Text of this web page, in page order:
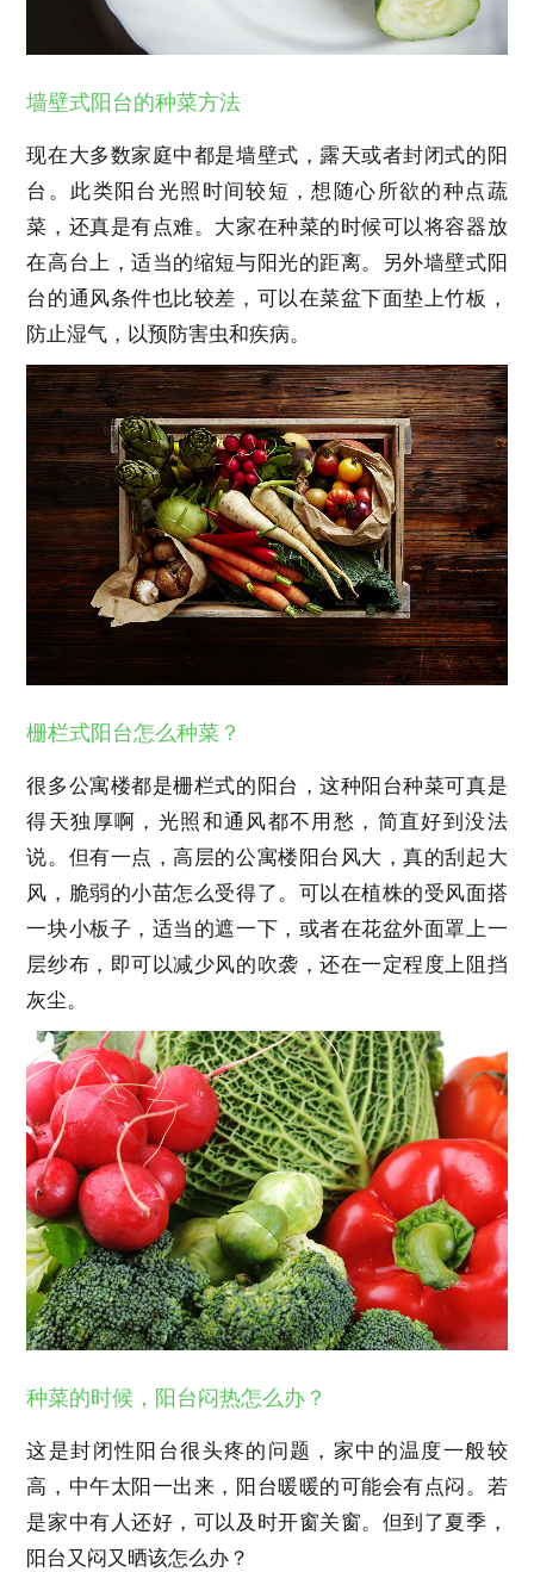
墙壁式阳台的种菜方法
现在大多数家庭中都是墙壁式，露天或者封闭式的阳
台。此类阳台光照时间较短，想随心所欲的种点蔬
菜，还真是有点难。大家在种菜的时候可以将容器放
在高台上，适当的缩短与阳光的距离。另外墙壁式阳
台的通风条件也比较差，可以在菜盆下面垫上竹板，
防止湿气，以预防害虫和疾病。
栅栏式阳台怎么种菜？
很多公寓楼都是栅栏式的阳台，这种阳台种菜可真是
得天独厚啊，光照和通风都不用愁，简直好到没法
说。但有一点，高层的公寓楼阳台风大，真的刮起大
风，脆弱的小苗怎么受得了。可以在植株的受风面搭
一块小板子，适当的遮一下，或者在花盆外面罩上一
层纱布，即可以减少风的吹袭，还在一定程度上阻挡
灰尘。
种菜的时候，阳台闷热怎么办？
这是封闭性阳台很头疼的问题，家中的温度一般较
高，中午太阳一出来，阳台暖暖的可能会有点闷。若
是家中有人还好，可以及时开窗关窗。但到了夏季，
阳台又闷又晒该怎么办？